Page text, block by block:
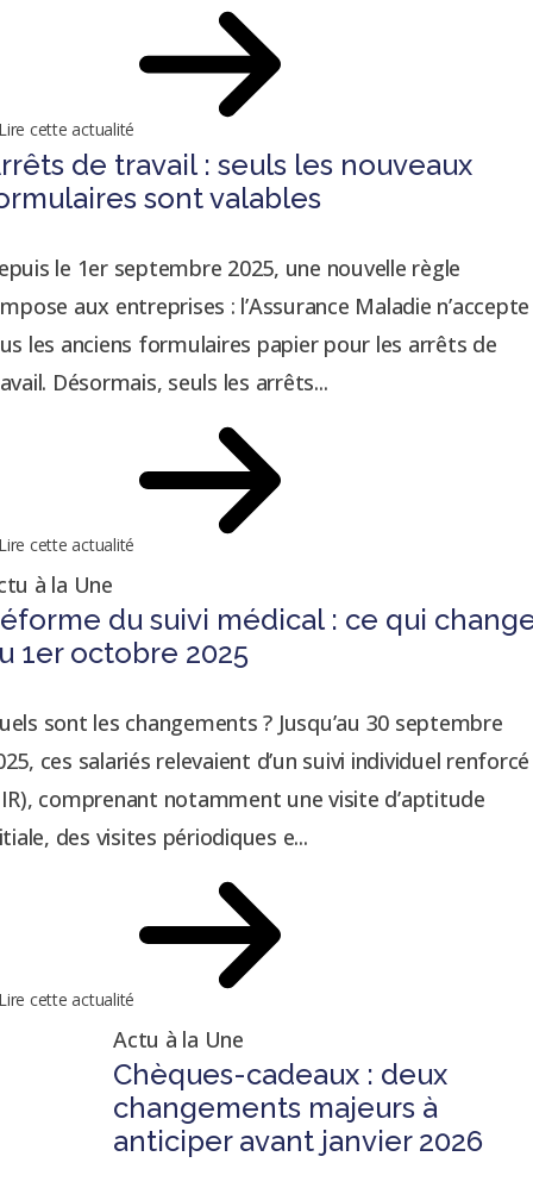
cette actualité
de travail : seuls les nouveaux
sont valables
le 1er septembre 2025, une nouvelle règle
aux entreprises : l’Assurance Maladie n’accepte
les anciens formulaires papier pour les arrêts de
Désormais, seuls les arrêts...
cette actualité
à la Une
du suivi médical : ce qui
1er octobre 2025
sont les changements ? Jusqu’au 30 septembre
ces salariés relevaient d’un suivi individuel renforcé
comprenant notamment une visite d’aptitude
des visites périodiques e...
cette actualité
Actu à la Une
Chèques-cadeaux : deux
changements majeurs à
anticiper avant janvier 2026